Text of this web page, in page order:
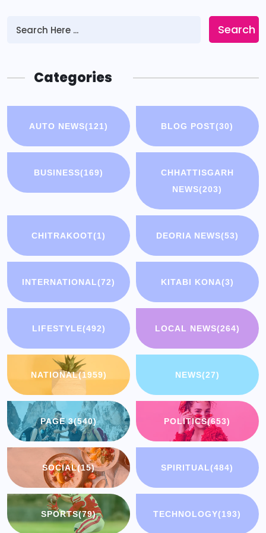
Search
Categories
AUTO NEWS(121) BLOG POST(30)
BUSINESS(169)
CHHATTISGARH
NEWS(203)
CHITRAKOOT(1) DEORIA NEWS(53)
INTERNATIONAL(72) KITABI KONA(3)
LIFESTYLE(492) LOCAL NEWS(264)
NATIONAL(1959) NEWS(27)
PAGE 3(540) POLITICS(653)
SOCIAL(15) SPIRITUAL(484)
SPORTS(79) TECHNOLOGY(193)